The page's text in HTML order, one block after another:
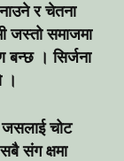
र चेतना
जस्तो समाजमा
बन्छ । सिर्जना
।
जसलाई चोट
संग क्षमा